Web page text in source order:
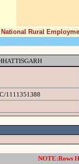
Rural
1111351388
NOTE:Rows